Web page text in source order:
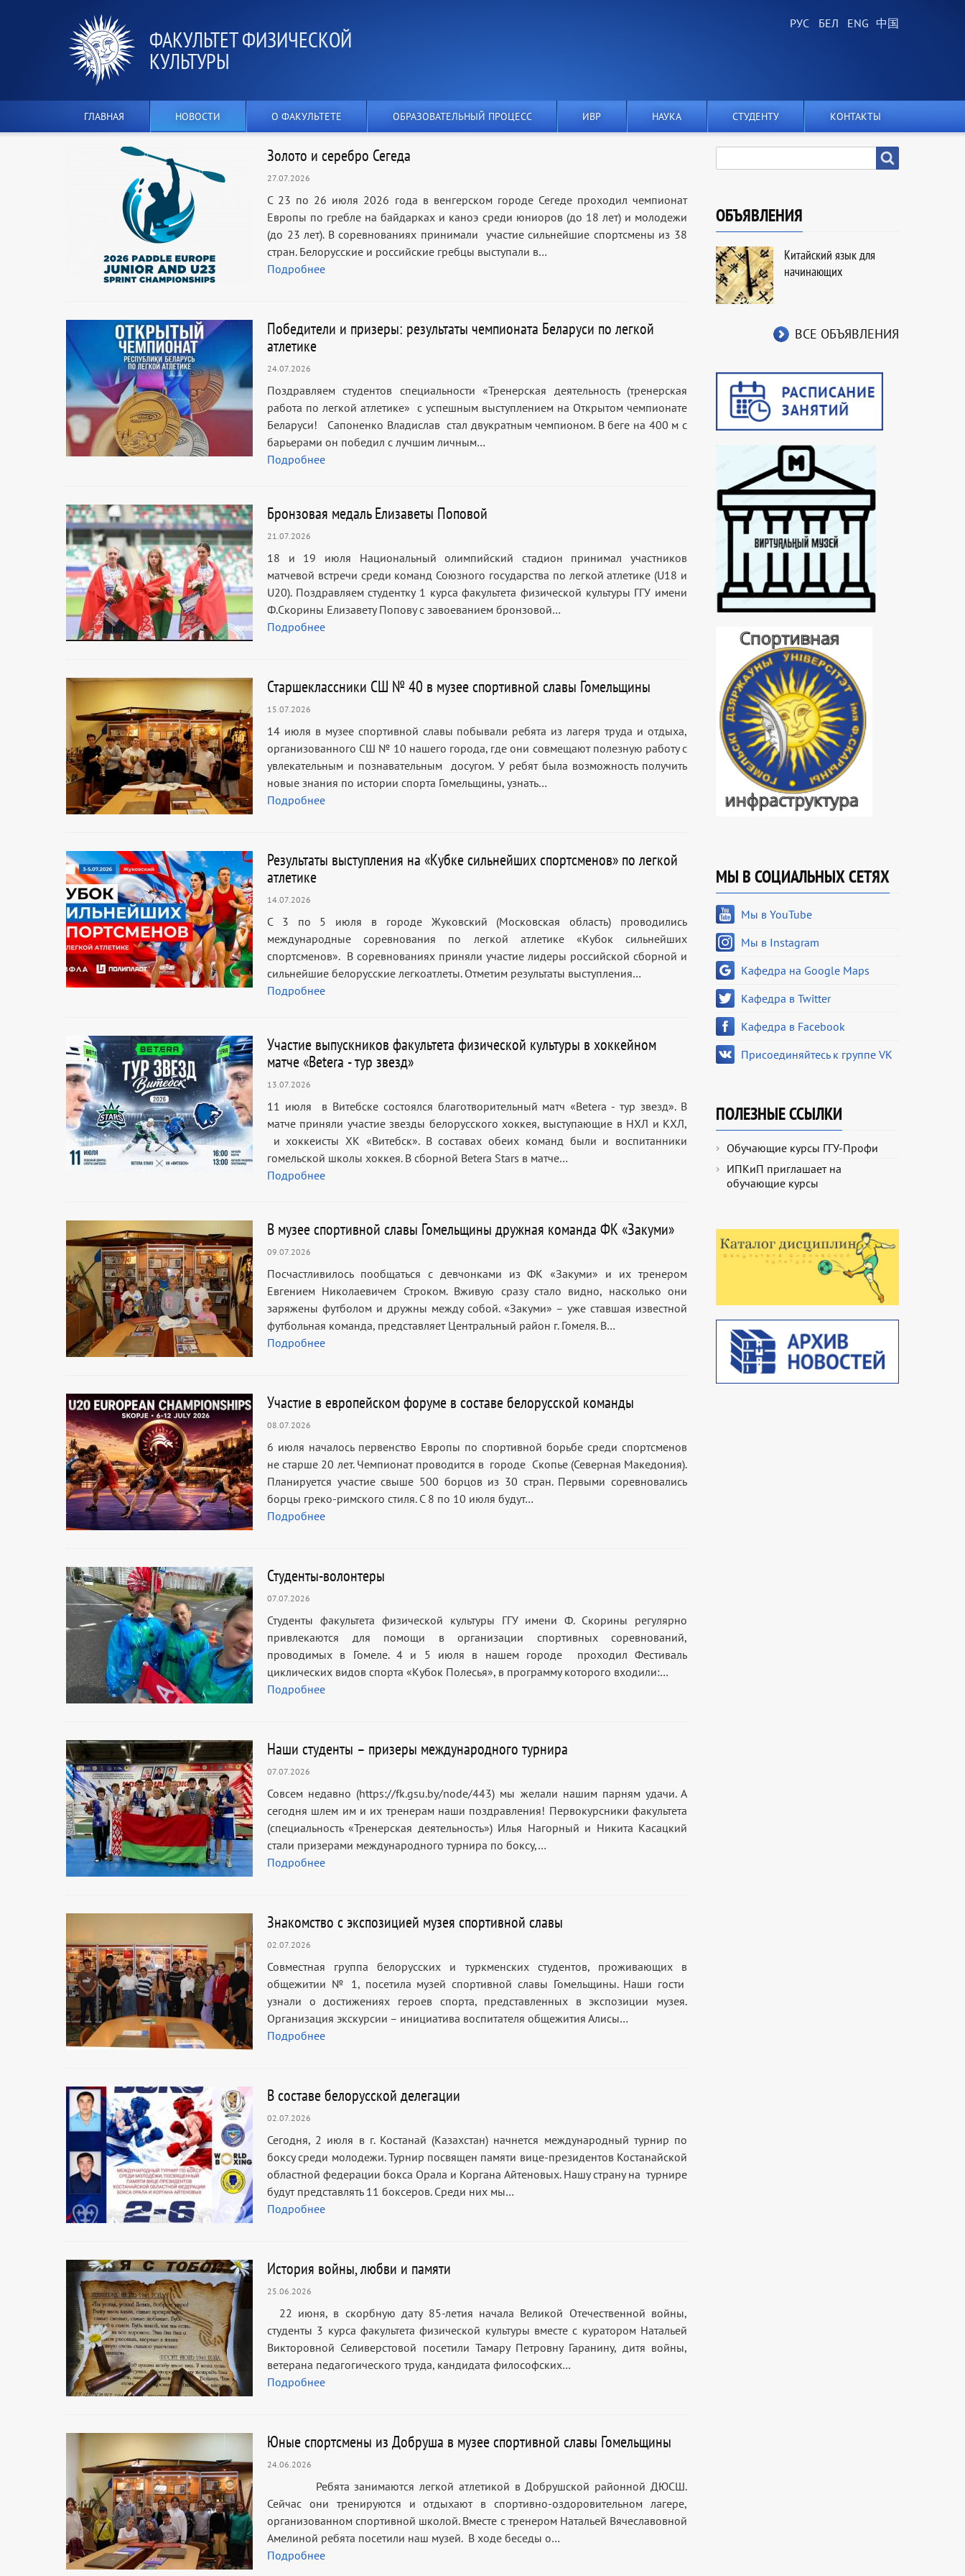
ФАКУЛЬТЕТ ФИЗИЧЕСКОЙ
КУЛЬТУРЫ
ГЛАВНАЯ НОВОСТИ О ФАКУЛЬТЕТЕ ОБРАЗОВАТЕЛЬНЫЙ ПРОЦЕСС ИВР НАУКА СТУДЕНТУ КОНТАКТЫ
Золото и серебро Сегеда
27.07.2026
С 23 по 26 июля 2026 года в венгерском городе Сегеде проходил чемпионат
Европы по гребле на байдарках и каноэ среди юниоров (до 18 лет) и молодежи
(до 23 лет). В соревнованиях принимали участие сильнейшие спортсмены из 38
стран. Белорусские и российские гребцы выступали в…
Подробнее
Победители и призеры: результаты чемпионата Беларуси по легкой
атлетике
24.07.2026
Поздравляем студентов специальности «Тренерская деятельность (тренерская
работа по легкой атлетике» с успешным выступлением на Открытом чемпионате
Беларуси! Сапоненко Владислав стал двукратным чемпионом. В беге на 400 м с
барьерами он победил с лучшим личным…
Подробнее
Бронзовая медаль Елизаветы Поповой
21.07.2026
18 и 19 июля Национальный олимпийский стадион принимал участников
матчевой встречи среди команд Союзного государства по легкой атлетике (U18 и
U20). Поздравляем студентку 1 курса факультета физической культуры ГГУ имени
Ф.Скорины Елизавету Попову с завоеванием бронзовой…
Подробнее
Старшеклассники СШ № 40 в музее спортивной славы Гомельщины
15.07.2026
14 июля в музее спортивной славы побывали ребята из лагеря труда и отдыха,
организованного СШ № 10 нашего города, где они совмещают полезную работу с
увлекательным и познавательным досугом. У ребят была возможность получить
новые знания по истории спорта Гомельщины, узнать…
Подробнее
Результаты выступления на «Кубке сильнейших спортсменов» по легкой
атлетике
14.07.2026
C 3 по 5 июля в городе Жуковский (Московская область) проводились
международные соревнования по легкой атлетике «Кубок сильнейших
спортсменов». В соревнованиях приняли участие лидеры российской сборной и
сильнейшие белорусские легкоатлеты. Отметим результаты выступления…
Подробнее
Участие выпускников факультета физической культуры в хоккейном
матче «Betera - тур звезд»
13.07.2026
11 июля в Витебске состоялся благотворительный матч «Betera - тур звезд». В
матче приняли участие звезды белорусского хоккея, выступающие в НХЛ и КХЛ,
и хоккеисты ХК «Витебск». В составах обеих команд были и воспитанники
гомельской школы хоккея. В сборной Betera Stars в матче…
Подробнее
В музее спортивной славы Гомельщины дружная команда ФК «Закуми»
09.07.2026
Посчастливилось пообщаться с девчонками из ФК «Закуми» и их тренером
Евгением Николаевичем Строком. Вживую сразу стало видно, насколько они
заряжены футболом и дружны между собой. «Закуми» – уже ставшая известной
футбольная команда, представляет Центральный район г. Гомеля. В…
Подробнее
Участие в европейском форуме в составе белорусской команды
08.07.2026
6 июля началось первенство Европы по спортивной борьбе среди спортсменов
не старше 20 лет. Чемпионат проводится в городе Скопье (Северная Македония).
Планируется участие свыше 500 борцов из 30 стран. Первыми соревновались
борцы греко-римского стиля. С 8 по 10 июля будут…
Подробнее
Студенты-волонтеры
07.07.2026
Студенты факультета физической культуры ГГУ имени Ф. Скорины регулярно
привлекаются для помощи в организации спортивных соревнований,
проводимых в Гомеле. 4 и 5 июля в нашем городе проходил Фестиваль
циклических видов спорта «Кубок Полесья», в программу которого входили:…
Подробнее
Наши студенты – призеры международного турнира
07.07.2026
Совсем недавно (https://fk.gsu.by/node/443) мы желали нашим парням удачи. А
сегодня шлем им и их тренерам наши поздравления! Первокурсники факультета
(специальность «Тренерская деятельность») Илья Нагорный и Никита Касацкий
стали призерами международного турнира по боксу,…
Подробнее
Знакомство с экспозицией музея спортивной славы
02.07.2026
Совместная группа белорусских и туркменских студентов, проживающих в
общежитии № 1, посетила музей спортивной славы Гомельщины. Наши гости
узнали о достижениях героев спорта, представленных в экспозиции музея.
Организация экскурсии – инициатива воспитателя общежития Алисы…
Подробнее
В составе белорусской делегации
02.07.2026
Сегодня, 2 июля в г. Костанай (Казахстан) начнется международный турнир по
боксу среди молодежи. Турнир посвящен памяти вице-президентов Костанайской
областной федерации бокса Орала и Коргана Айтеновых. Нашу страну на турнире
будут представлять 11 боксеров. Среди них мы…
Подробнее
История войны, любви и памяти
25.06.2026
22 июня, в скорбную дату 85-летия начала Великой Отечественной войны,
студенты 3 курса факультета физической культуры вместе с куратором Натальей
Викторовной Селиверстовой посетили Тамару Петровну Гаранину, дитя войны,
ветерана педагогического труда, кандидата философских…
Подробнее
Юные спортсмены из Добруша в музее спортивной славы Гомельщины
24.06.2026
Ребята занимаются легкой атлетикой в Добрушской районной ДЮСШ.
Сейчас они тренируются и отдыхают в спортивно-оздоровительном лагере,
организованном спортивной школой. Вместе с тренером Натальей Вячеславовной
Амелиной ребята посетили наш музей. В ходе беседы о…
Подробнее
ОБЪЯВЛЕНИЯ
Китайский язык для
начинающих
ВСЕ ОБЪЯВЛЕНИЯ
МЫ В СОЦИАЛЬНЫХ СЕТЯХ
Мы в YouTube
Мы в Instagram
Кафедра на Google Maps
Кафедра в Twitter
Кафедра в Facebook
Присоединяйтесь к группе VK
ПОЛЕЗНЫЕ ССЫЛКИ
Обучающие курсы ГГУ-Профи
ИПКиП приглашает на
обучающие курсы